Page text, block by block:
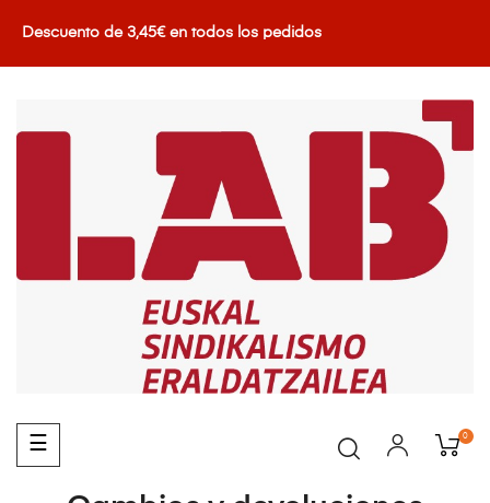
Descuento de 3,45€ en todos los pedidos
Navegación
de
☰ 0